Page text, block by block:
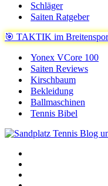
Schläger
Saiten Ratgeber
🎯 TAKTIK im
Yonex VCore 100
Saiten Reviews
Kirschbaum
Bekleidung
Ballmaschinen
Tennis Bibel